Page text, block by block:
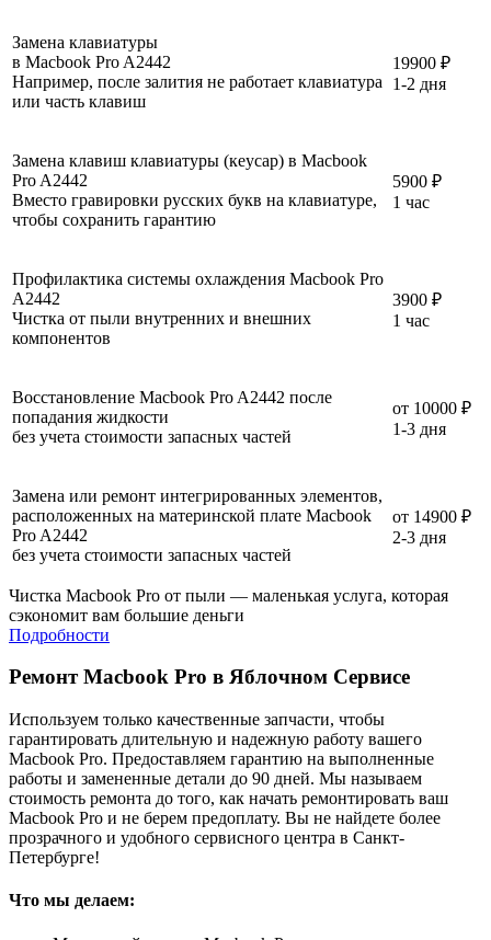
Замена клавиатуры
в Macbook Pro A2442
Например, после залития не работает клавиатура
или часть клавиш
19900 ₽
1-2 дня
Замена клавиш клавиатуры (кeycap) в Macbook
Pro A2442
Вместо гравировки русских букв на клавиатуре,
чтобы сохранить гарантию
5900 ₽
1 час
Профилактика системы охлаждения Macbook Pro
A2442
Чистка от пыли внутренних и внешних
компонентов
3900 ₽
1 час
Восстановление Macbook Pro A2442 после
попадания жидкости
без учета стоимости запасных частей
от 10000 ₽
1-3 дня
Замена или ремонт интегрированных элементов,
расположенных на материнской плате Macbook
Pro A2442
без учета стоимости запасных частей
от 14900 ₽
2-3 дня
Чистка Macbook Pro от пыли — маленькая услуга, которая
сэкономит вам большие деньги
Подробности
Ремонт Macbook Pro в Яблочном Сервисе
Используем только качественные запчасти, чтобы
гарантировать длительную и надежную работу вашего
Macbook Pro. Предоставляем гарантию на выполненные
работы и замененные детали до 90 дней. Мы называем
стоимость ремонта до того, как начать ремонтировать ваш
Macbook Pro и не берем предоплату. Вы не найдете более
прозрачного и удобного сервисного центра в Санкт-
Петербурге!
Что мы делаем: